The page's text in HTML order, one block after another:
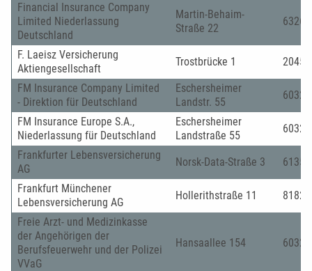
Financial Insurance Company
Limited Niederlassung
Deutschland
Martin-Behaim-
Straße 22
63263
F. Laeisz Versicherung
Aktiengesellschaft
Trostbrücke 1
20457
FM Insurance Company Limited
- Direktion für Deutschland
Eschersheimer
Landstr. 55
60322
FM Insurance Europe S.A.,
Niederlassung für Deutschland
Eschersheimer
Landstraße 55
60322
Frankfurter Lebensversicherung
AG
Norsk-Data-Straße 3
61352
Frankfurt Münchener
Lebensversicherung AG
Hollerithstraße 11
81829
Freie Arzt- und Medizinkasse
der Angehörigen der
Berufsfeuerwehr und der Polizei
VVaG
Hansaallee 154 60327